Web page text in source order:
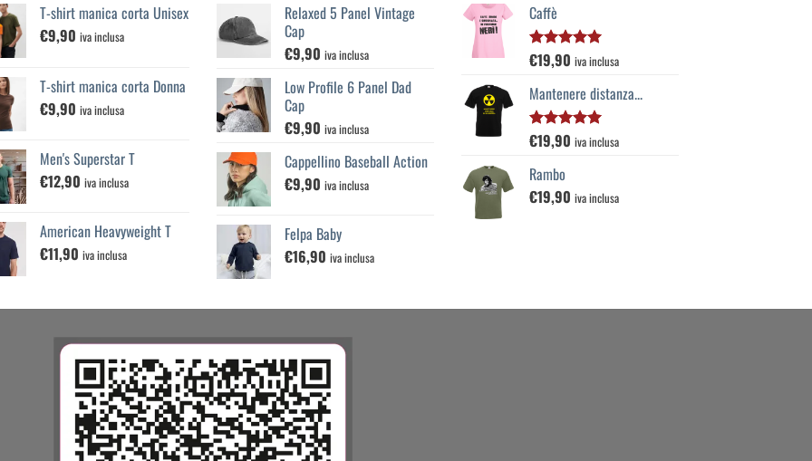
T-shirt manica corta Unisex
€9,90 iva inclusa
T-shirt manica corta Donna
€9,90 iva inclusa
Men's Superstar T
€12,90 iva inclusa
American Heavyweight T
€11,90 iva inclusa
Relaxed 5 Panel Vintage
Cap
€9,90 iva inclusa
Low Profile 6 Panel Dad
Cap
€9,90 iva inclusa
Cappellino Baseball Action
€9,90 iva inclusa
Felpa Baby
€16,90 iva inclusa
Caffè
Valutato
5.00 su 5
€19,90 iva inclusa
Mantenere distanza...
Valutato
5.00 su 5
€19,90 iva inclusa
Rambo
€19,90 iva inclusa